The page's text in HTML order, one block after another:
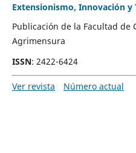
Extensionismo, Innovación y
Publicación de la Facultad de
Agrimensura
ISSN: 2422-6424
Ver revista Número actual